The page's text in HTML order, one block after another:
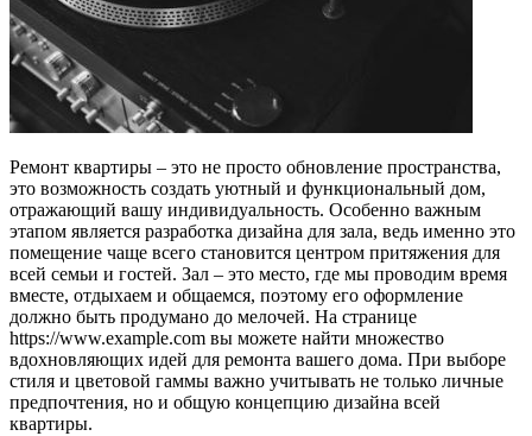
Ремонт квартиры – это не просто обновление пространства,
это возможность создать уютный и функциональный дом,
отражающий вашу индивидуальность. Особенно важным
этапом является разработка дизайна для зала, ведь именно это
помещение чаще всего становится центром притяжения для
всей семьи и гостей. Зал – это место, где мы проводим время
вместе, отдыхаем и общаемся, поэтому его оформление
должно быть продумано до мелочей. На странице
https://www.example.com вы можете найти множество
вдохновляющих идей для ремонта вашего дома. При выборе
стиля и цветовой гаммы важно учитывать не только личные
предпочтения, но и общую концепцию дизайна всей
квартиры.